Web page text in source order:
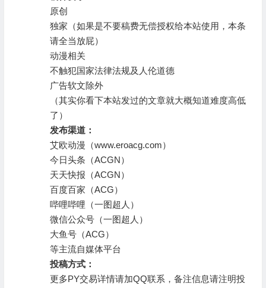
原创
独家（如果是不要稿费无偿授权给本站使用，本条
请全当放屁）
动漫相关
不触犯国家法律法规及人伦道德
广告软文除外
（其实你看下本站发过的文章就大概知道难度高低
了）
发布渠道：
艾欧动漫（www.eroacg.com）
今日头条（ACGN）
天天快报（ACGN）
百度百家（ACG）
哔哩哔哩（一图超人）
微信公众号（一图超人）
大鱼号（ACG）
等主流自媒体平台
投稿方式：
更多PY交易详情请加QQ联系，备注信息请注明投